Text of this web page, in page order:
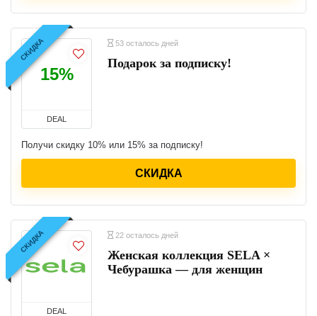
СКИДКА
15%
DEAL
53 осталось дней
Подарок за подписку!
Получи скидку 10% или 15% за подписку!
СКИДКА
СКИДКА
DEAL
22 осталось дней
Женская коллекция SELA ×
Чебурашка — для женщин